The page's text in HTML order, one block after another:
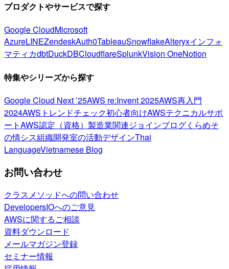
プロダクトやサービスで探す
Google CloudMicrosoft
AzureLINEZendeskAuth0TableauSnowflakeAlteryxインフォ
マティカdbtDuckDBCloudflareSplunkVision OneNotion
特集やシリーズから探す
Google Cloud Next ’25AWS re:Invent 2025AWS再入門
2024AWSトレンドチェック初心者向けAWSテクニカルサポ
ートAWS認定（資格） 製造業関連ジョインブログくらめそ
の情シス組織開発室の活動デザインThai
LanguageVietnamese Blog
お問い合わせ
クラスメソッドへの問い合わせ
DevelopersIOへのご意見
AWSに関するご相談
資料ダウンロード
メールマガジン登録
セミナー情報